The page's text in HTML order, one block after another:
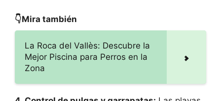
👇Mira también
La Roca del Vallès: Descubre la
Mejor Piscina para Perros en la
Zona